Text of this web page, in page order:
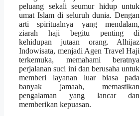
peluang sekali seumur hidup untuk
umat Islam di seluruh dunia. Dengan
arti spiritualnya yang mendalam,
ziarah haji begitu penting di
kehidupan jutaan orang. Alhijaz
Indowisata, menjadi Agen Travel Haji
terkemuka, memahami beratnya
perjalanan suci ini dan berusaha untuk
memberi layanan luar biasa pada
banyak jamaah, memastikan
pengalaman yang lancar dan
memberikan kepuasan.